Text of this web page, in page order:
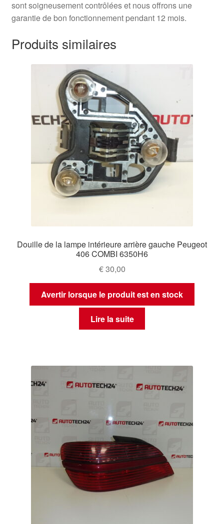
sont soigneusement contrôlées et nous offrons une
garantie de bon fonctionnement pendant 12 mois.
Produits similaires
Douille de la lampe intérieure arrière gauche Peugeot
406 COMBI 6350H6
€30,00
Avertir lorsque le produit est en stock
Lire la suite